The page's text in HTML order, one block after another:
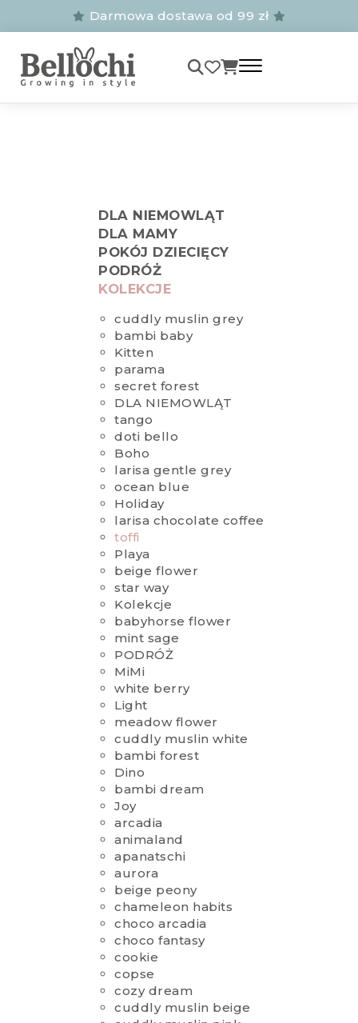
Darmowa dostawa od 99 zł
DLA NIEMOWLĄT
DLA MAMY
POKÓJ DZIECIĘCY
PODRÓŻ
KOLEKCJE
cuddly muslin grey
bambi baby
Kitten
parama
secret forest
DLA NIEMOWLĄT
tango
doti bello
Boho
larisa gentle grey
ocean blue
Holiday
larisa chocolate coffee
toffi
Playa
beige flower
star way
Kolekcje
babyhorse flower
mint sage
PODRÓŻ
MiMi
white berry
Light
meadow flower
cuddly muslin white
bambi forest
Dino
bambi dream
Joy
arcadia
animaland
apanatschi
aurora
beige peony
chameleon habits
choco arcadia
choco fantasy
cookie
copse
cozy dream
cuddly muslin beige